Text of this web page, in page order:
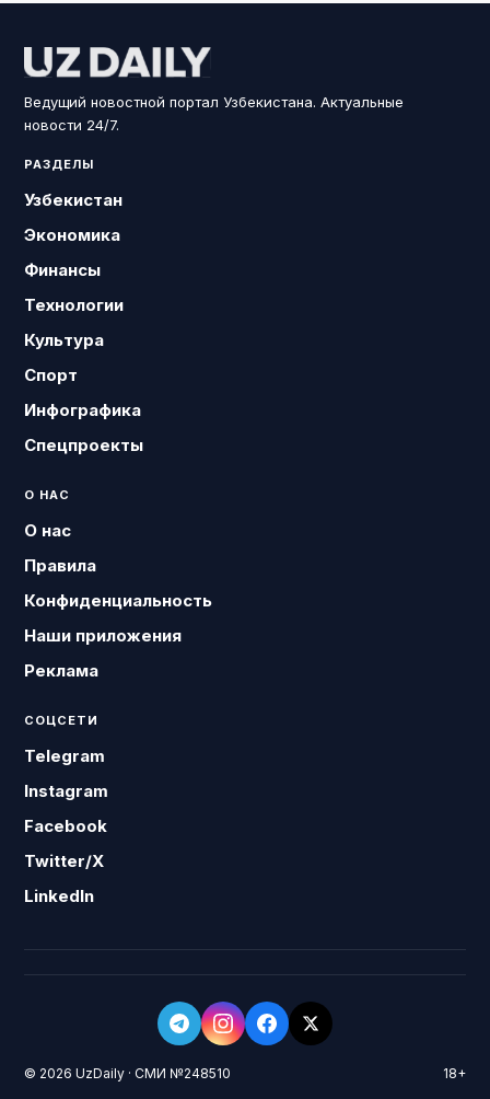
Ведущий новостной портал Узбекистана. Актуальные
новости 24/7.
РАЗДЕЛЫ
Узбекистан
Экономика
Финансы
Технологии
Культура
Спорт
Инфографика
Спецпроекты
О НАС
О нас
Правила
Конфиденциальность
Наши приложения
Реклама
СОЦСЕТИ
Telegram
Instagram
Facebook
Twitter/X
LinkedIn
© 2026 UzDaily · СМИ №248510 18+